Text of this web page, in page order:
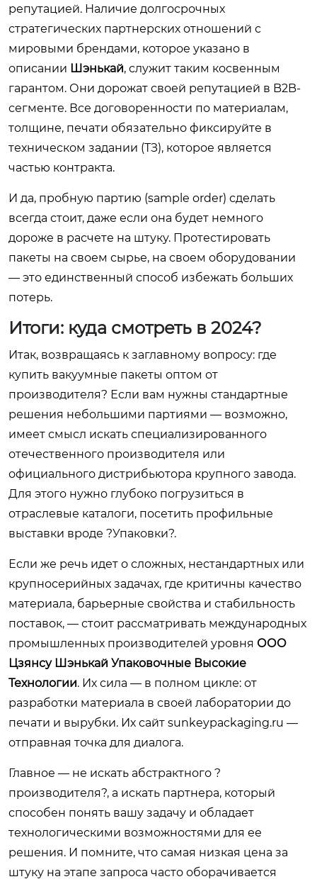
репутацией. Наличие долгосрочных
стратегических партнерских отношений с
мировыми брендами, которое указано в
описании Шэнькай, служит таким косвенным
гарантом. Они дорожат своей репутацией в B2B-
сегменте. Все договоренности по материалам,
толщине, печати обязательно фиксируйте в
техническом задании (ТЗ), которое является
частью контракта.
И да, пробную партию (sample order) сделать
всегда стоит, даже если она будет немного
дороже в расчете на штуку. Протестировать
пакеты на своем сырье, на своем оборудовании
— это единственный способ избежать больших
потерь.
Итоги: куда смотреть в 2024?
Итак, возвращаясь к заглавному вопросу: где
купить вакуумные пакеты оптом от
производителя? Если вам нужны стандартные
решения небольшими партиями — возможно,
имеет смысл искать специализированного
отечественного производителя или
официального дистрибьютора крупного завода.
Для этого нужно глубоко погрузиться в
отраслевые каталоги, посетить профильные
выставки вроде ?Упаковки?.
Если же речь идет о сложных, нестандартных или
крупносерийных задачах, где критичны качество
материала, барьерные свойства и стабильность
поставок, — стоит рассматривать международных
промышленных производителей уровня ООО
Цзянсу Шэнькай Упаковочные Высокие
Технологии. Их сила — в полном цикле: от
разработки материала в своей лаборатории до
печати и вырубки. Их сайт sunkeypackaging.ru —
отправная точка для диалога.
Главное — не искать абстрактного ?
производителя?, а искать партнера, который
способен понять вашу задачу и обладает
технологическими возможностями для ее
решения. И помните, что самая низкая цена за
штуку на этапе запроса часто оборачивается